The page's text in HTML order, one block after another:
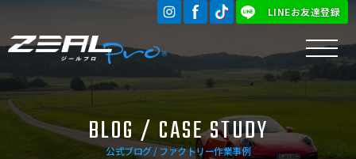
LINEお友達登録
公式ブログ / ファクトリー作業事例
BLOG / CASE STUDY